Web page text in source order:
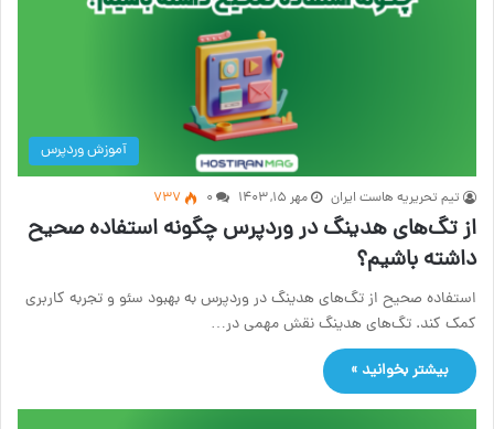
آموزش وردپرس
تیم تحریریه هاست ایران مهر ۱۵, ۱۴۰۳ ۰ 737
از تگ‌های هدینگ در وردپرس چگونه استفاده صحیح
داشته باشیم؟
استفاده صحیح از تگ‌های هدینگ در وردپرس به بهبود سئو و تجربه کاربری
کمک کند. تگ‌های هدینگ نقش مهمی در…
بیشتر بخوانید »